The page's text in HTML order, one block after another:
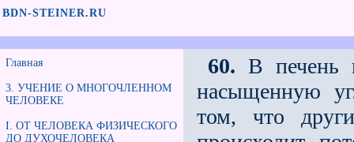
BDN-STEINER.RU
Главная
3. УЧЕНИЕ О МНОГОЧЛЕННОМ
ЧЕЛОВЕКЕ
I. ОТ ЧЕЛОВЕКА ФИЗИЧЕСКОГО
ДО ДУХОЧЕЛОВЕКА
60. В печень
насыщенную
том, что